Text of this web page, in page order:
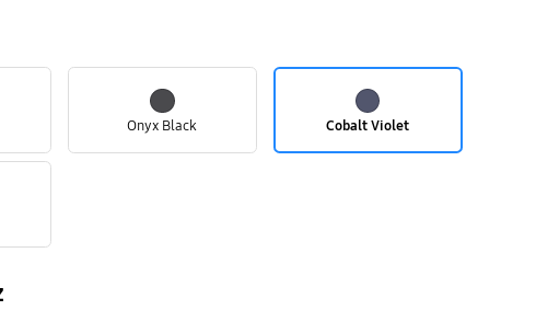
Onyx Black Cobalt Violet